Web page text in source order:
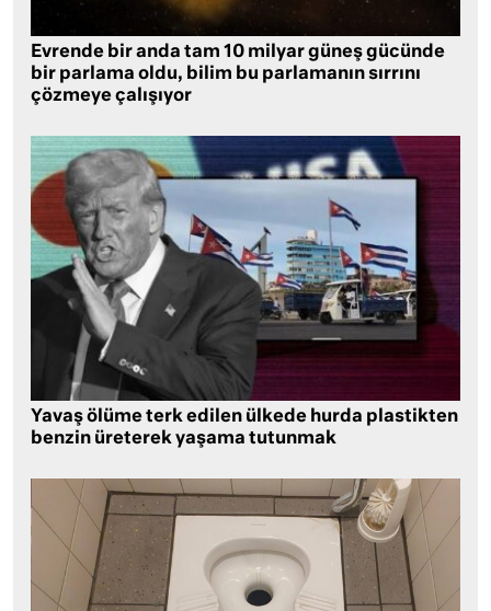
Evrende bir anda tam 10 milyar güneş gücünde
bir parlama oldu, bilim bu parlamanın sırrını
çözmeye çalışıyor
Yavaş ölüme terk edilen ülkede hurda plastikten
benzin üreterek yaşama tutunmak